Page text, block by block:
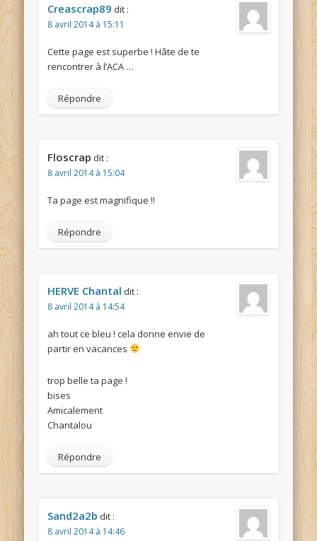
Creascrap89 dit :
8 avril 2014 à 15:11
Cette page est superbe ! Hâte de te
rencontrer à l’ACA …
Répondre
Floscrap dit :
8 avril 2014 à 15:04
Ta page est magnifique !!
Répondre
HERVE Chantal dit :
8 avril 2014 à 14:54
ah tout ce bleu ! cela donne envie de
partir en vacances
trop belle ta page !
bises
Amicalement
Chantalou
Répondre
Sand2a2b dit :
8 avril 2014 à 14:46